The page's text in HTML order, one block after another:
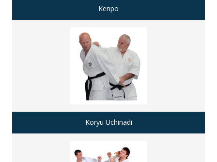
Kenpo
Koryu Uchinadi